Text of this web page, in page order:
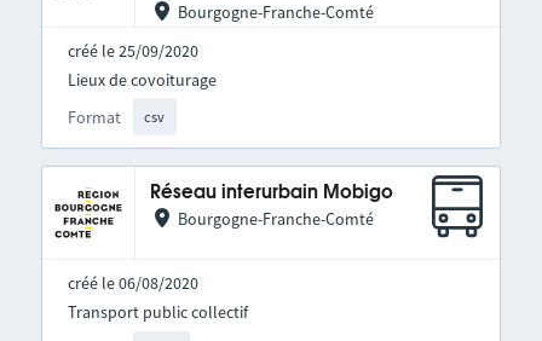
Bourgogne-Franche-Comté
créé le 25/09/2020
Format csv
Lieux de covoiturage
Réseau interurbain Mobigo
Bourgogne-Franche-Comté
créé le 06/08/2020
Transport public collectif